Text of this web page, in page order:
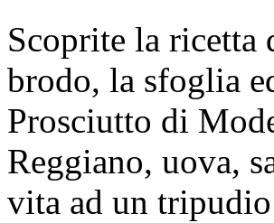
Scoprite la
brodo, la sfoglia
Prosciutto di
Reggiano, uova,
vita ad un